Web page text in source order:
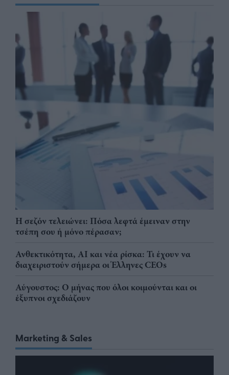
Η σεζόν τελειώνει: Πόσα λεφτά έμειναν στην
τσέπη σου ή μόνο πέρασαν;
Ανθεκτικότητα, AI και νέα ρίσκα: Τι έχουν να
διαχειριστούν σήμερα οι Έλληνες CEOs
Αύγουστος: Ο μήνας που όλοι κοιμούνται και οι
έξυπνοι σχεδιάζουν
Marketing & Sales